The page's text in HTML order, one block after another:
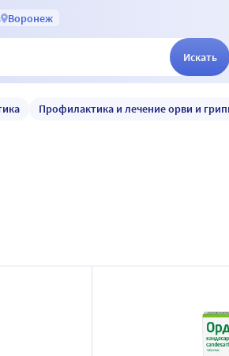
Воронеж
Искать
Профилактика и лечение орви и